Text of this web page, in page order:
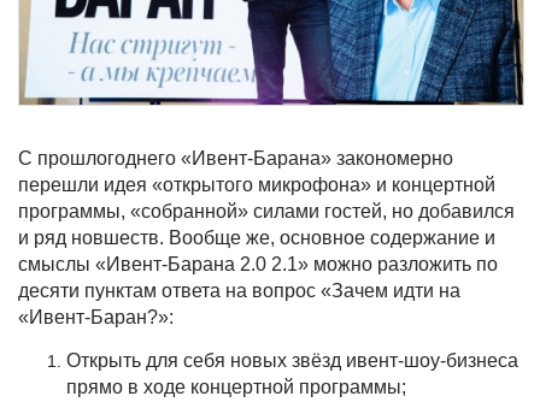
С прошлогоднего «Ивент-Барана» закономерно
перешли идея «открытого микрофона» и концертной
программы, «собранной» силами гостей, но добавился
и ряд новшеств. Вообще же, основное содержание и
смыслы «Ивент-Барана 2.0 2.1» можно разложить по
десяти пунктам ответа на вопрос «Зачем идти на
«Ивент-Баран?»:
Открыть для себя новых звёзд ивент-шоу-бизнеса
прямо в ходе концертной программы;